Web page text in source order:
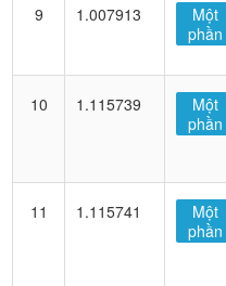
9 1.007913
Một
phần
10 1.115739
Một
phần
11 1.115741
Một
phần